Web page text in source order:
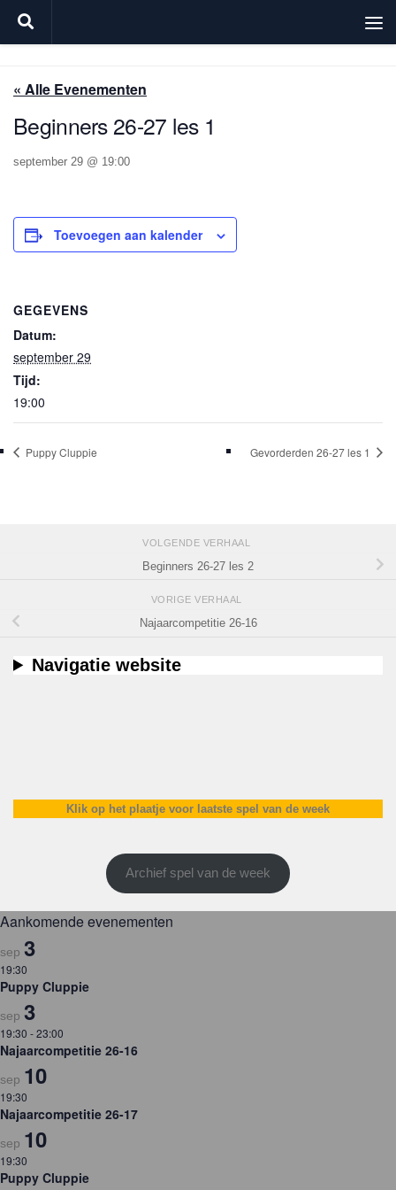
Doorgaan naar inhoud
« Alle Evenementen
Beginners 26-27 les 1
september 29 @ 19:00
Toevoegen aan kalender
GEGEVENS
Datum:
september 29
Tijd:
19:00
Puppy Cluppie Gevorderden 26-27 les 1
VOLGENDE VERHAAL
Beginners 26-27 les 2
VORIGE VERHAAL
Najaarcompetitie 26-16
Navigatie website
Klik op het plaatje voor laatste spel van de week
Archief spel van de week
Aankomende evenementen
sep 3
19:30
Puppy Cluppie
sep 3
19:30 -23:00
Najaarcompetitie 26-16
sep 10
19:30
Najaarcompetitie 26-17
sep 10
19:30
Puppy Cluppie